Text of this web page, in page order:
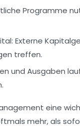
Programme
Externe
treffen.
und Ausgaben
eine
mehr, als